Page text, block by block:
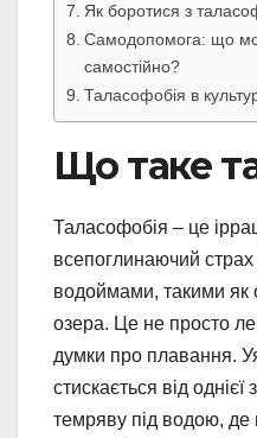
Як боротися з
Самодопомога: що
самостійно?
Таласофобія в
Що таке
Таласофобія – це
всепоглинаючий
водоймами, такими як
озера. Це не просто
думки про плавання.
стискається від
темряву під водою,